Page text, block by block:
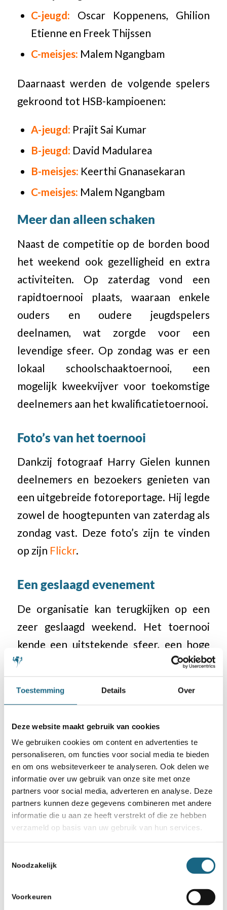
Toestemming Details Over
Deze website maakt gebruik van cookies
We gebruiken cookies om content en advertenties te
personaliseren, om functies voor social media te bieden
en om ons websiteverkeer te analyseren. Ook delen we
informatie over uw gebruik van onze site met onze
partners voor social media, adverteren en analyse. Deze
partners kunnen deze gegevens combineren met andere
informatie die u aan ze heeft verstrekt of die ze hebben
verzameld op basis van uw gebruik van hun services.
Noodzakelijk
Voorkeuren
C-jeugd: Oscar Koppenens, Ghilion
Etienne en Freek Thijssen
C-meisjes: Malem Ngangbam
Daarnaast werden de volgende spelers
gekroond tot HSB-kampioenen:
A-jeugd: Prajit Sai Kumar
B-jeugd: David Madularea
B-meisjes: Keerthi Gnanasekaran
C-meisjes: Malem Ngangbam
Meer dan alleen schaken
Naast de competitie op de borden bood
het weekend ook gezelligheid en extra
activiteiten. Op zaterdag vond een
rapidtoernooi plaats, waaraan enkele
ouders en oudere jeugdspelers
deelnamen, wat zorgde voor een
levendige sfeer. Op zondag was er een
lokaal schoolschaaktoernooi, een
mogelijk kweekvijver voor toekomstige
deelnemers aan het kwalificatietoernooi.
Foto’s van het toernooi
Dankzij fotograaf Harry Gielen kunnen
deelnemers en bezoekers genieten van
een uitgebreide fotoreportage. Hij legde
zowel de hoogtepunten van zaterdag als
zondag vast. Deze foto’s zijn te vinden
op zijn Flickr.
Een geslaagd evenement
De organisatie kan terugkijken op een
zeer geslaagd weekend. Het toernooi
kende een uitstekende sfeer, een hoge
mate van sportiviteit en een geweldige
opkomst. Wij hopen dat dit zich voortzet
en we in de toekomst weer deze
kwalificatietoernooi of een van onze
andere toernooien.
Voor de volledige uitslagen en meer
informatie over het toernooi kunt u
terecht op dewebsite van SV Botwinnik
We kijken uit naar de prestaties van de
Helmond!
Fotopagina Harry Gielen